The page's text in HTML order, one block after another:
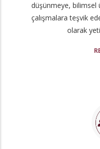
düşünmeye, bilimsel
çalışmalara teşvik
olarak